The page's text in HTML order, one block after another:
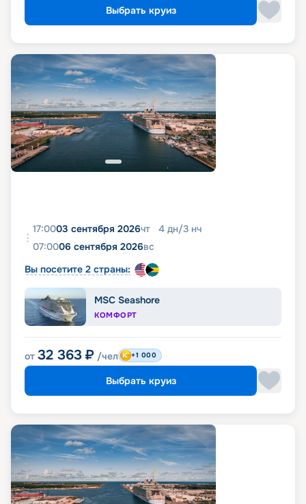
Выбрать круиз
17:0003 сентября 2026чт 4 дн/3 нч
07:0006 сентября 2026вс
Вы посетите 2 страны:
MSC Seashore
КОМФОРТ
от 32 363 ₽ /чел +1 000
Выбрать круиз